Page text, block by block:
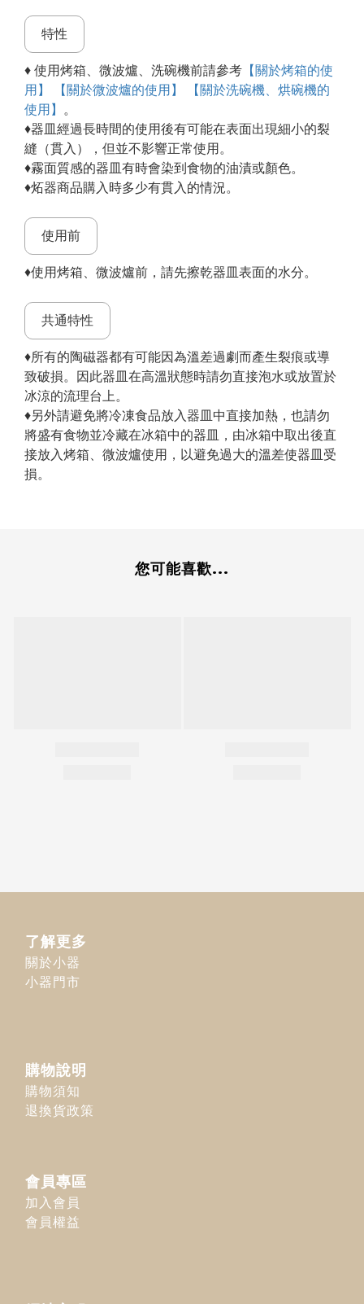
特性
♦ 使用烤箱、微波爐、洗碗機前請參考 【關於烤箱的使
用】
【關於微波爐的使用】
【關於洗碗機、烘碗機的
使用】 。
♦器皿經過長時間的使用後有可能在表面出現細小的裂
縫（貫入），但並不影響正常使用。
♦霧面質感的器皿有時會染到食物的油漬或顏色。
♦炻器商品購入時多少有貫入的情況。
使用前
♦使用烤箱、微波爐前，請先擦乾器皿表面的水分。
共通特性
♦所有的陶磁器都有可能因為溫差過劇而產生裂痕或導
致破損。因此器皿在高溫狀態時請勿直接泡水或放置於
冰涼的流理台上。
♦另外請避免將冷凍食品放入器皿中直接加熱，也請勿
將盛有食物並冷藏在冰箱中的器皿，由冰箱中取出後直
接放入烤箱、微波爐使用，以避免過大的溫差使器皿受
損。
您可能喜歡...
了解更多
關於小器
小器門市
購物說明
購物須知
退換貨政策
會員專區
加入會員
會員權益